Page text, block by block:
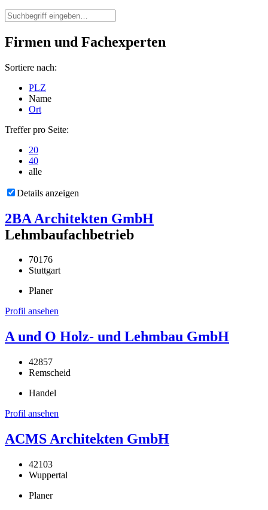
Firmen und Fachexperten
Sortiere nach:
PLZ
Name
Ort
Treffer pro Seite:
20
40
alle
Details anzeigen
2BA Architekten GmbH
Lehmbaufachbetrieb
70176
Stuttgart
Planer
Profil ansehen
A und O Holz- und Lehmbau GmbH
42857
Remscheid
Handel
Profil ansehen
ACMS Architekten GmbH
42103
Wuppertal
Planer